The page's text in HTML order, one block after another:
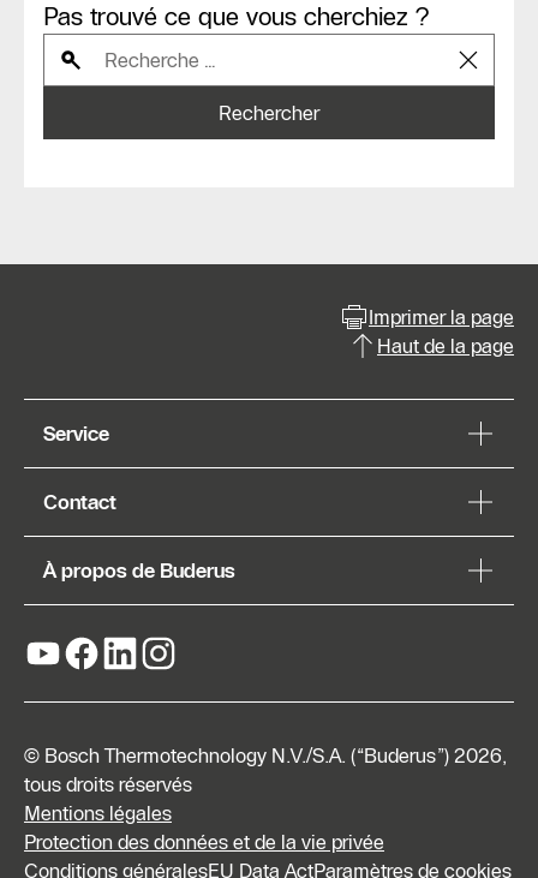
Pas trouvé ce que vous cherchiez ?
Rechercher
Imprimer la page
Haut de la page
Service
Contact
À propos de Buderus
© Bosch Thermotechnology N.V./S.A. (“Buderus”) 2026,
tous droits réservés
Mentions légales
Protection des données et de la vie privée
Conditions généralesEU Data ActParamètres de cookies